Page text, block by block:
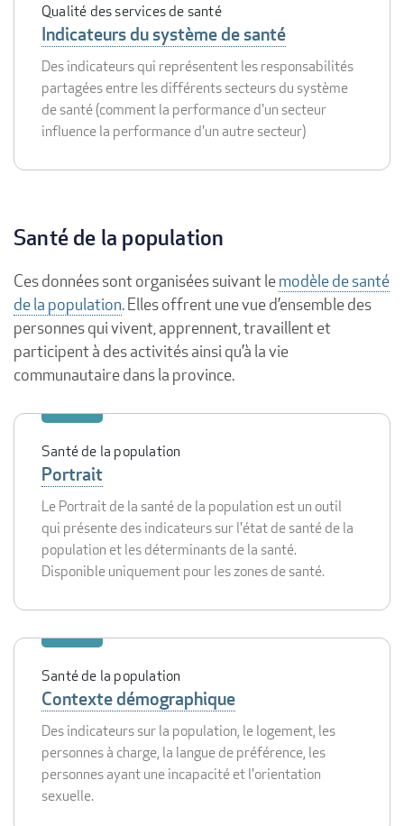
Qualité des services de santé
Indicateurs du système de santé
Des indicateurs qui représentent les responsabilités
partagées entre les différents secteurs du système
de santé (comment la performance d'un secteur
influence la performance d'un autre secteur)
Santé de la population
Ces données sont organisées suivant lemodèle de santé
de la population. Elles offrent une vue d’ensemble des
personnes qui vivent, apprennent, travaillent et
participent à des activités ainsi qu’à la vie
communautaire dans la province.
Santé de la population
Portrait
Le Portrait de la santé de la population est un outil
qui présente des indicateurs sur l'état de santé de la
population et les déterminants de la santé.
Disponible uniquement pour les zones de santé.
Santé de la population
Contexte démographique
Des indicateurs sur la population, le logement, les
personnes à charge, la langue de préférence, les
personnes ayant une incapacité et l'orientation
sexuelle.